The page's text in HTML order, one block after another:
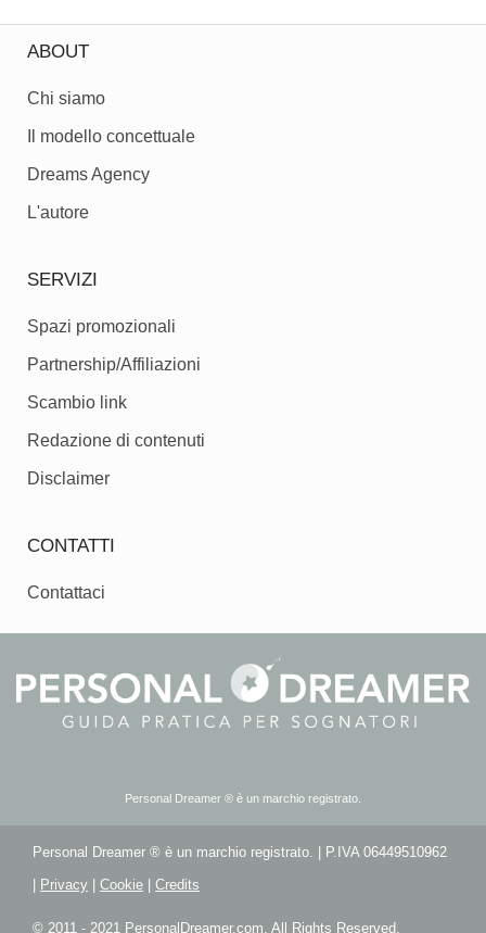
ABOUT
Chi siamo
Il modello concettuale
Dreams Agency
L'autore
SERVIZI
Spazi promozionali
Partnership/Affiliazioni
Scambio link
Redazione di contenuti
Disclaimer
CONTATTI
Contattaci
Personal Dreamer ® è un marchio registrato.
Personal Dreamer ® è un marchio registrato. | P.IVA 06449510962
| Privacy | Cookie | Credits
© 2011 - 2021 PersonalDreamer.com. All Rights Reserved.